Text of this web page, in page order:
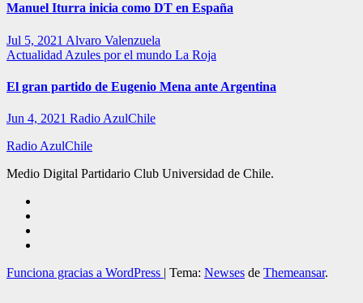
Manuel Iturra inicia como DT en España
Jul 5, 2021 Alvaro Valenzuela
Actualidad Azules por el mundo La Roja
El gran partido de Eugenio Mena ante Argentina
Jun 4, 2021 Radio AzulChile
Radio AzulChile
Medio Digital Partidario Club Universidad de Chile.
Funciona gracias a WordPress | Tema: Newses de Themeansar.